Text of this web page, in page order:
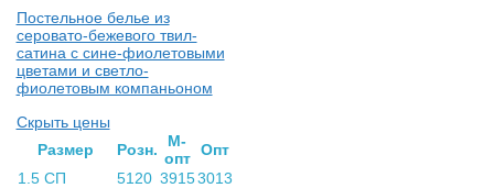
Постельное белье из
серовато-бежевого твил-
сатина с сине-фиолетовыми
цветами и светло-
фиолетовым компаньоном
Скрыть цены
Раз­мер
Розн.
М-
опт Опт
1.5 СП
5120 39153013